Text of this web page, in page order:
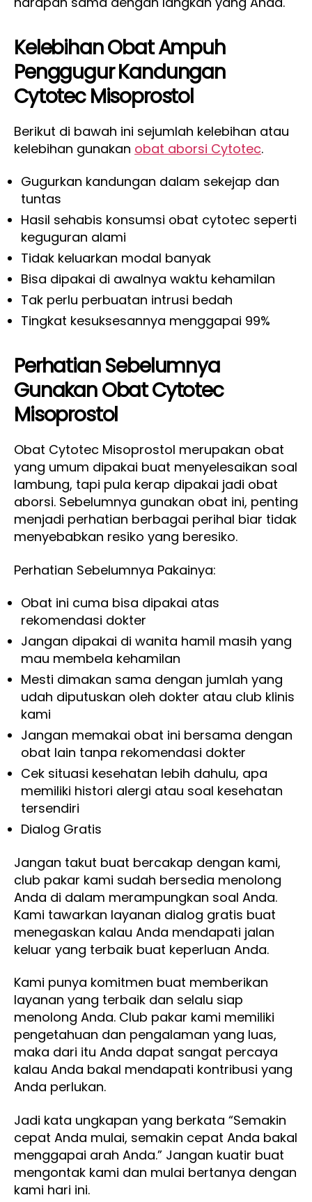
Kelebihan Obat Ampuh
Penggugur Kandungan
Cytotec Misoprostol
Berikut di bawah ini sejumlah kelebihan atau
kelebihan gunakan obat aborsi Cytotec.
Gugurkan kandungan dalam sekejap dan
tuntas
Hasil sehabis konsumsi obat cytotec seperti
keguguran alami
Tidak keluarkan modal banyak
Bisa dipakai di awalnya waktu kehamilan
Tak perlu perbuatan intrusi bedah
Tingkat kesuksesannya menggapai 99%
Perhatian Sebelumnya
Gunakan Obat Cytotec
Misoprostol
Obat Cytotec Misoprostol merupakan obat
yang umum dipakai buat menyelesaikan soal
lambung, tapi pula kerap dipakai jadi obat
aborsi. Sebelumnya gunakan obat ini, penting
menjadi perhatian berbagai perihal biar tidak
menyebabkan resiko yang beresiko.
Perhatian Sebelumnya Pakainya:
Obat ini cuma bisa dipakai atas
rekomendasi dokter
Jangan dipakai di wanita hamil masih yang
mau membela kehamilan
Mesti dimakan sama dengan jumlah yang
udah diputuskan oleh dokter atau club klinis
kami
Jangan memakai obat ini bersama dengan
obat lain tanpa rekomendasi dokter
Cek situasi kesehatan lebih dahulu, apa
memiliki histori alergi atau soal kesehatan
tersendiri
Dialog Gratis
Jangan takut buat bercakap dengan kami,
club pakar kami sudah bersedia menolong
Anda di dalam merampungkan soal Anda.
Kami tawarkan layanan dialog gratis buat
menegaskan kalau Anda mendapati jalan
keluar yang terbaik buat keperluan Anda.
Kami punya komitmen buat memberikan
layanan yang terbaik dan selalu siap
menolong Anda. Club pakar kami memiliki
pengetahuan dan pengalaman yang luas,
maka dari itu Anda dapat sangat percaya
kalau Anda bakal mendapati kontribusi yang
Anda perlukan.
Jadi kata ungkapan yang berkata “Semakin
cepat Anda mulai, semakin cepat Anda bakal
menggapai arah Anda.” Jangan kuatir buat
mengontak kami dan mulai bertanya dengan
kami hari ini.